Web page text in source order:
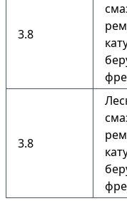
3.8
3.8